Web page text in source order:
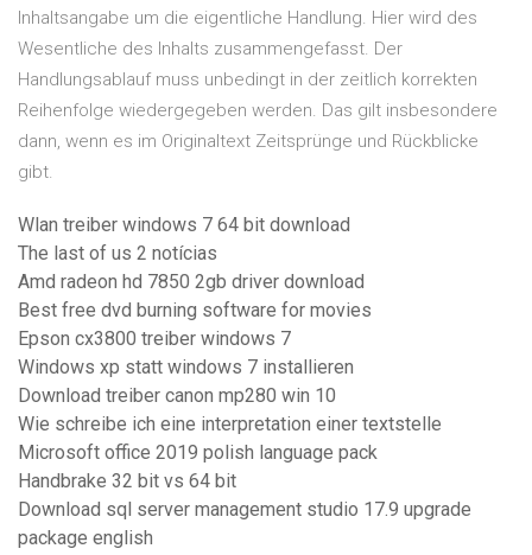
Inhaltsangabe um die eigentliche Handlung. Hier wird des
Wesentliche des Inhalts zusammengefasst. Der
Handlungsablauf muss unbedingt in der zeitlich korrekten
Reihenfolge wiedergegeben werden. Das gilt insbesondere
dann, wenn es im Originaltext Zeitsprünge und Rückblicke
gibt.
Wlan treiber windows 7 64 bit download
The last of us 2 notícias
Amd radeon hd 7850 2gb driver download
Best free dvd burning software for movies
Epson cx3800 treiber windows 7
Windows xp statt windows 7 installieren
Download treiber canon mp280 win 10
Wie schreibe ich eine interpretation einer textstelle
Microsoft office 2019 polish language pack
Handbrake 32 bit vs 64 bit
Download sql server management studio 17.9 upgrade
package english